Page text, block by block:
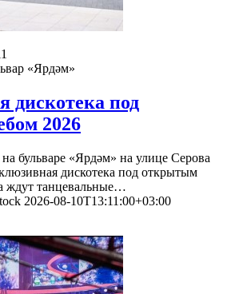
«Ярдәм»
дискотека под
2026
на бульваре «Ярдәм» на улице Серова
дискотека под открытым
ждут танцевальные…
2026-08-10T13:11:00+03:00